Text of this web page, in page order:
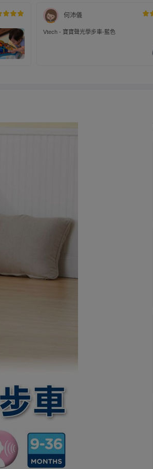
何沛儀
Vtech - 寶寶聲光學步車-藍色